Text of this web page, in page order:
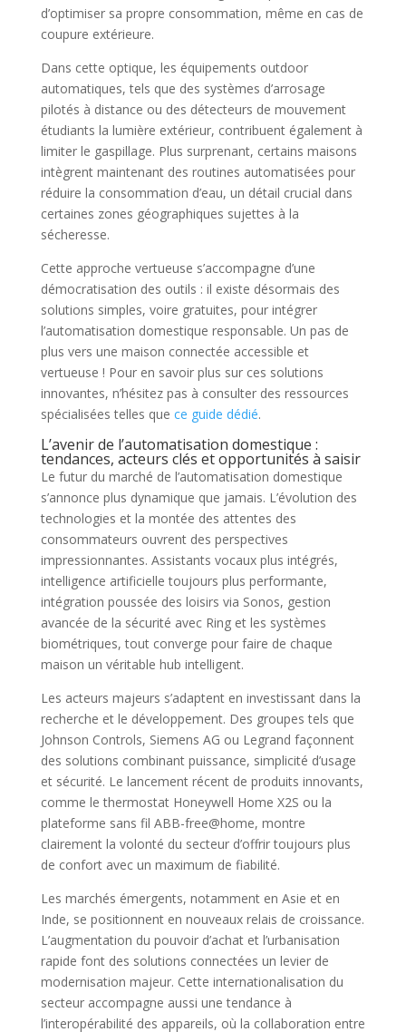
d’optimiser sa propre consommation, même en cas de
coupure extérieure.
Dans cette optique, les équipements outdoor
automatiques, tels que des systèmes d’arrosage
pilotés à distance ou des détecteurs de mouvement
étudiants la lumière extérieur, contribuent également à
limiter le gaspillage. Plus surprenant, certains maisons
intègrent maintenant des routines automatisées pour
réduire la consommation d’eau, un détail crucial dans
certaines zones géographiques sujettes à la
sécheresse.
Cette approche vertueuse s’accompagne d’une
démocratisation des outils : il existe désormais des
solutions simples, voire gratuites, pour intégrer
l’automatisation domestique responsable. Un pas de
plus vers une maison connectée accessible et
vertueuse ! Pour en savoir plus sur ces solutions
innovantes, n’hésitez pas à consulter des ressources
spécialisées telles que ce guide dédié.
L’avenir de l’automatisation domestique :
tendances, acteurs clés et opportunités à saisir
Le futur du marché de l’automatisation domestique
s’annonce plus dynamique que jamais. L’évolution des
technologies et la montée des attentes des
consommateurs ouvrent des perspectives
impressionnantes. Assistants vocaux plus intégrés,
intelligence artificielle toujours plus performante,
intégration poussée des loisirs via Sonos, gestion
avancée de la sécurité avec Ring et les systèmes
biométriques, tout converge pour faire de chaque
maison un véritable hub intelligent.
Les acteurs majeurs s’adaptent en investissant dans la
recherche et le développement. Des groupes tels que
Johnson Controls, Siemens AG ou Legrand façonnent
des solutions combinant puissance, simplicité d’usage
et sécurité. Le lancement récent de produits innovants,
comme le thermostat Honeywell Home X2S ou la
plateforme sans fil ABB-free@home, montre
clairement la volonté du secteur d’offrir toujours plus
de confort avec un maximum de fiabilité.
Les marchés émergents, notamment en Asie et en
Inde, se positionnent en nouveaux relais de croissance.
L’augmentation du pouvoir d’achat et l’urbanisation
rapide font des solutions connectées un levier de
modernisation majeur. Cette internationalisation du
secteur accompagne aussi une tendance à
l’interopérabilité des appareils, où la collaboration entre